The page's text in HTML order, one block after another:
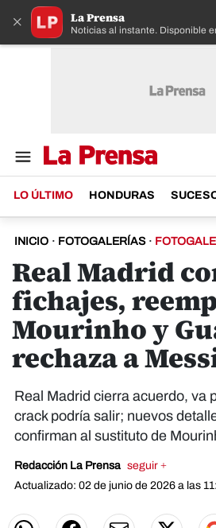
× La Prensa
Noticias al instante. Disponible
LO ÚLTIMO HONDURAS
INICIO · FOTOGALERÍAS ·
Real Madrid
fichajes,
Mourinho y
rechaza a
Real Madrid cierra acuerdo, va
crack podría salir; nuevos
confirman al sustituto de
Redacción La Prensa seguir +
Actualizado: 02 de junio de 2026 a las